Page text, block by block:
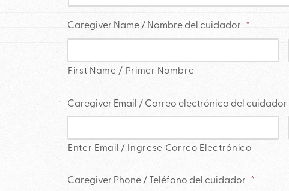
Caregiver Name / Nombre del cuidador *
First Name / Primer Nombre
Caregiver Email / Correo electrónico del cuidador
Enter Email / Ingrese Correo Electrónico
Caregiver Phone / Teléfono del cuidador *